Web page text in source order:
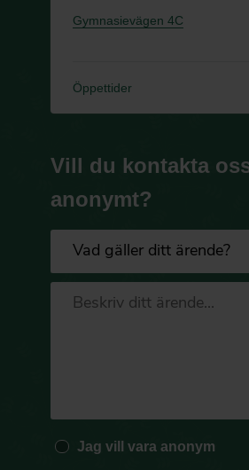
Gymnasievägen 4C
Öppettider
Vill du kontakta
anonymt?
Jag vill vara anonym